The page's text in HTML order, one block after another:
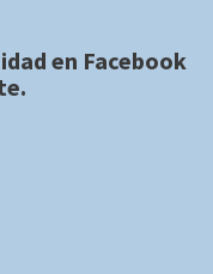
en Facebook